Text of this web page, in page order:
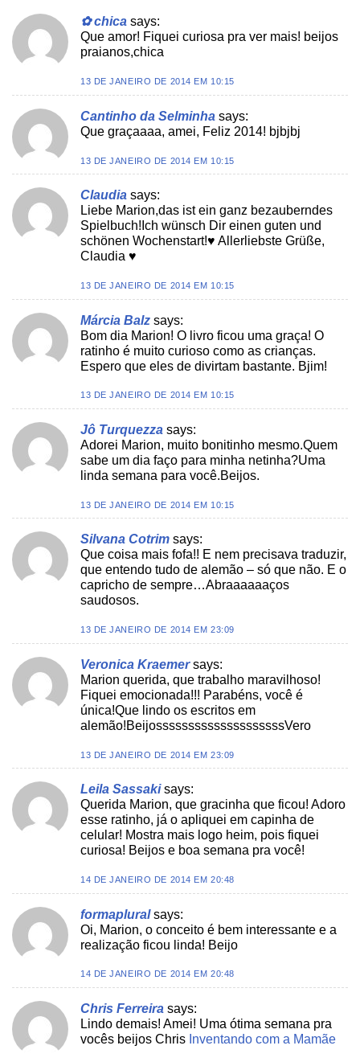
✿ chica says:
Que amor! Fiquei curiosa pra ver mais! beijos
praianos,chica
13 DE JANEIRO DE 2014 EM 10:15
Cantinho da Selminha says:
Que graçaaaa, amei, Feliz 2014! bjbjbj
13 DE JANEIRO DE 2014 EM 10:15
Claudia says:
Liebe Marion,das ist ein ganz bezauberndes
Spielbuch!Ich wünsch Dir einen guten und
schönen Wochenstart!♥ Allerliebste Grüße,
Claudia ♥
13 DE JANEIRO DE 2014 EM 10:15
Márcia Balz says:
Bom dia Marion! O livro ficou uma graça! O
ratinho é muito curioso como as crianças.
Espero que eles de divirtam bastante. Bjim!
13 DE JANEIRO DE 2014 EM 10:15
Jô Turquezza says:
Adorei Marion, muito bonitinho mesmo.Quem
sabe um dia faço para minha netinha?Uma
linda semana para você.Beijos.
13 DE JANEIRO DE 2014 EM 10:15
Silvana Cotrim says:
Que coisa mais fofa!! E nem precisava traduzir,
que entendo tudo de alemão – só que não. E o
capricho de sempre…Abraaaaaaços
saudosos.
13 DE JANEIRO DE 2014 EM 23:09
Veronica Kraemer says:
Marion querida, que trabalho maravilhoso!
Fiquei emocionada!!! Parabéns, você é
única!Que lindo os escritos em
alemão!BeijossssssssssssssssssssVero
13 DE JANEIRO DE 2014 EM 23:09
Leila Sassaki says:
Querida Marion, que gracinha que ficou! Adoro
esse ratinho, já o apliquei em capinha de
celular! Mostra mais logo heim, pois fiquei
curiosa! Beijos e boa semana pra você!
14 DE JANEIRO DE 2014 EM 20:48
formaplural says:
Oi, Marion, o conceito é bem interessante e a
realização ficou linda! Beijo
14 DE JANEIRO DE 2014 EM 20:48
Chris Ferreira says:
Lindo demais! Amei! Uma ótima semana pra
vocês beijos Chris Inventando com a Mamãe